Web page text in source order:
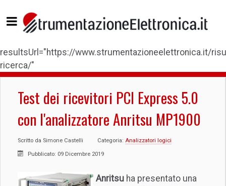
resultsUrl="https://www.strumentazioneelettronica.it/
ricerca/"
Test dei ricevitori PCI Express 5.0
con l'analizzatore Anritsu MP1900
Scritto da Simone Castelli Categoria: Analizzatori logici
Pubblicato: 09 Dicembre 2019
Anritsu ha presentato una